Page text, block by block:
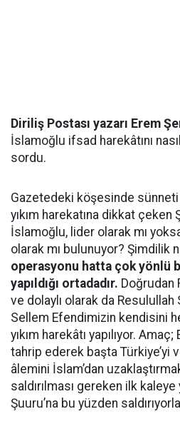
Diriliş Postası yazarı Erem
İslamoğlu ifsad harekâtını
sordu.
Gazetedeki köşesinde
yıkım harekatına dikkat
İslamoğlu, lider olarak mı
olarak mı bulunuyor? Şimdilik
operasyonu hatta çok yönlü
yapıldığı ortadadır. Doğrudan
ve dolaylı olarak da Resulullah
Sellem Efendimizin kendisini
yıkım harekâtı yapılıyor.
tahrip ederek başta Türkiye’yi
âlemini İslam’dan
saldırılması gereken ilk
Şuuru’na bu yüzden